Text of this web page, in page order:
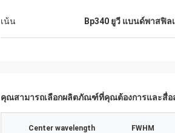
เน้น Bp340 ยูวี แบนด์พาสฟิล
คุณสามารถเลือกผลิตภัณฑ์ที่คุณต้องการและสื่อ
Center wavelength FWHM